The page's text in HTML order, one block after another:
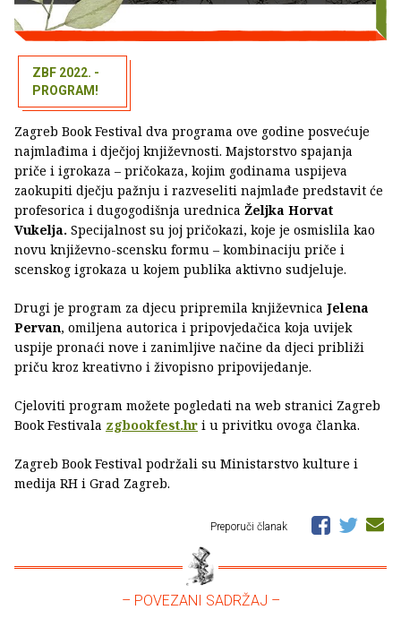
ZBF 2022. -
PROGRAM!
Zagreb Book Festival dva programa ove godine posvećuje
najmlađima i dječjoj književnosti. Majstorstvo spajanja
priče i igrokaza – pričokaza, kojim godinama uspijeva
zaokupiti dječju pažnju i razveseliti najmlađe predstavit će
profesorica i dugogodišnja urednica Željka Horvat
Vukelja. Specijalnost su joj pričokazi, koje je osmislila kao
novu književno-scensku formu – kombinaciju priče i
scenskog igrokaza u kojem publika aktivno sudjeluje.
Drugi je program za djecu pripremila književnica Jelena
Pervan, omiljena autorica i pripovjedačica koja uvijek
uspije pronaći nove i zanimljive načine da djeci približi
priču kroz kreativno i živopisno pripovijedanje.
Cjeloviti program možete pogledati na web stranici Zagreb
Book Festivala zgbookfest.hr i u privitku ovoga članka.
Zagreb Book Festival podržali su Ministarstvo kulture i
medija RH i Grad Zagreb.
Preporuči članak
– POVEZANI SADRŽAJ –